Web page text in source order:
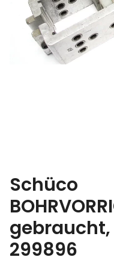
Schüco
299896